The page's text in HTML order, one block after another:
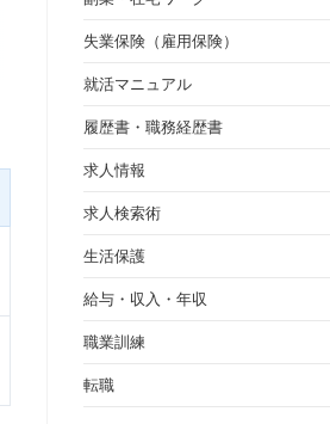
失業保険（雇用保険）
就活マニュアル
履歴書・職務経歴書
求人情報
求人検索術
生活保護
給与・収入・年収
職業訓練
転職